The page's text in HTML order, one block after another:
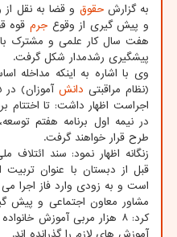
به گزارشحقوق و قضا به نقل
و پیش گیری از وقوعجرم قوه
هفت سال کار علمی و مشترک با
پیشگیری رشدمدار شکل گرفت.
وی با اشاره به اینکه مداخله
(نظام مراقبتی دانش
در نیمه اول برنامه هفتم
طرح قرار خواهند گرفت.
زنگانه اظهار نمود: سند
قبل از دبستان با عنوان
است و به زودی وارد فاز اجرا می
مشاور معاون اجتماعی و پیش
کرد: ۸ هزار مربی آموزش